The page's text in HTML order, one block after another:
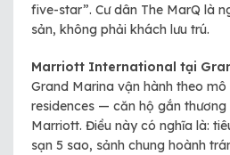
five-star”. Cư dân The MarQ là
sản, không phải khách lưu trú.
Marriott International tại
Grand Marina vận hành theo mô
residences — căn hộ gắn thương
Marriott. Điều này có nghĩa là:
sạn 5 sao, sảnh chung hoành